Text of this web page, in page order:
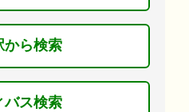
から検索
バス検索